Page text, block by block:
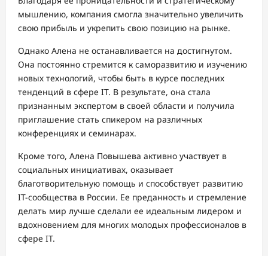
мышлению, компания смогла значительно увеличить
свою прибыль и укрепить свою позицию на рынке.
Однако Алена не останавливается на достигнутом.
Она постоянно стремится к саморазвитию и изучению
новых технологий, чтобы быть в курсе последних
тенденций в сфере IT. В результате, она стала
признанным экспертом в своей области и получила
приглашение стать спикером на различных
конференциях и семинарах.
Кроме того, Алена Повышева активно участвует в
социальных инициативах, оказывает
благотворительную помощь и способствует развитию
IT-сообщества в России. Ее преданность и стремление
делать мир лучше сделали ее идеальным лидером и
вдохновением для многих молодых профессионалов в
сфере IT.